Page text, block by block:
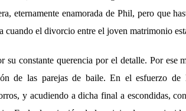
eternamente enamorada de Phil, pero que
cuando el divorcio entre el joven matrimonio
su constante querencia por el detalle. Por ese
de las parejas de baile. En el esfuerzo
y acudiendo a dicha final a escondidas,